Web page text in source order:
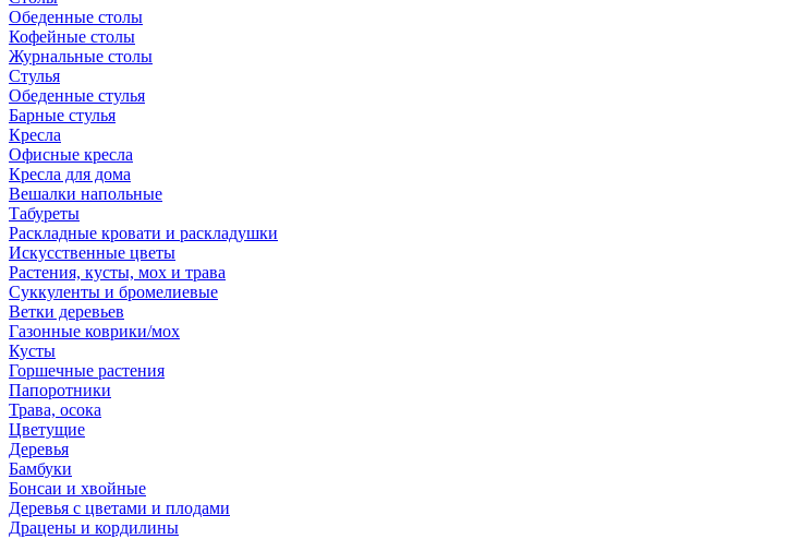
Обеденные столы
Кофейные столы
Журнальные столы
Стулья
Обеденные стулья
Барные стулья
Кресла
Офисные кресла
Кресла для дома
Вешалки напольные
Табуреты
Раскладные кровати и раскладушки
Искусственные цветы
Растения, кусты, мох и трава
Суккуленты и бромелиевые
Ветки деревьев
Газонные коврики/мох
Кусты
Горшечные растения
Папоротники
Трава, осока
Цветущие
Деревья
Бамбуки
Бонсаи и хвойные
Деревья с цветами и плодами
Драцены и кордилины